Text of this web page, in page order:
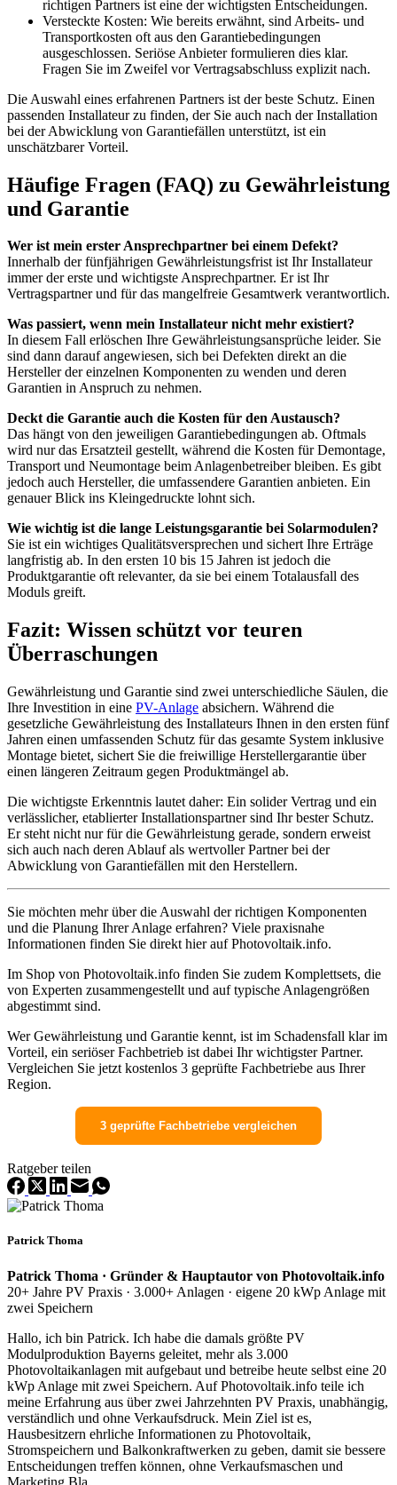
richtigen Partners ist eine der wichtigsten Entscheidungen.
Versteckte Kosten: Wie bereits erwähnt, sind Arbeits- und
Transportkosten oft aus den Garantiebedingungen
ausgeschlossen. Seriöse Anbieter formulieren dies klar.
Fragen Sie im Zweifel vor Vertragsabschluss explizit nach.
Die Auswahl eines erfahrenen Partners ist der beste Schutz. Einen
passenden Installateur zu finden, der Sie auch nach der Installation
bei der Abwicklung von Garantiefällen unterstützt, ist ein
unschätzbarer Vorteil.
Häufige Fragen (FAQ) zu Gewährleistung
und Garantie
Wer ist mein erster Ansprechpartner bei einem Defekt?
Innerhalb der fünfjährigen Gewährleistungsfrist ist Ihr Installateur
immer der erste und wichtigste Ansprechpartner. Er ist Ihr
Vertragspartner und für das mangelfreie Gesamtwerk verantwortlich.
Was passiert, wenn mein Installateur nicht mehr existiert?
In diesem Fall erlöschen Ihre Gewährleistungsansprüche leider. Sie
sind dann darauf angewiesen, sich bei Defekten direkt an die
Hersteller der einzelnen Komponenten zu wenden und deren
Garantien in Anspruch zu nehmen.
Deckt die Garantie auch die Kosten für den Austausch?
Das hängt von den jeweiligen Garantiebedingungen ab. Oftmals
wird nur das Ersatzteil gestellt, während die Kosten für Demontage,
Transport und Neumontage beim Anlagenbetreiber bleiben. Es gibt
jedoch auch Hersteller, die umfassendere Garantien anbieten. Ein
genauer Blick ins Kleingedruckte lohnt sich.
Wie wichtig ist die lange Leistungsgarantie bei Solarmodulen?
Sie ist ein wichtiges Qualitätsversprechen und sichert Ihre Erträge
langfristig ab. In den ersten 10 bis 15 Jahren ist jedoch die
Produktgarantie oft relevanter, da sie bei einem Totalausfall des
Moduls greift.
Fazit: Wissen schützt vor teuren
Überraschungen
Gewährleistung und Garantie sind zwei unterschiedliche Säulen, die
Ihre Investition in eine PV-Anlage absichern. Während die
gesetzliche Gewährleistung des Installateurs Ihnen in den ersten fünf
Jahren einen umfassenden Schutz für das gesamte System inklusive
Montage bietet, sichert Sie die freiwillige Herstellergarantie über
einen längeren Zeitraum gegen Produktmängel ab.
Die wichtigste Erkenntnis lautet daher: Ein solider Vertrag und ein
verlässlicher, etablierter Installationspartner sind Ihr bester Schutz.
Er steht nicht nur für die Gewährleistung gerade, sondern erweist
sich auch nach deren Ablauf als wertvoller Partner bei der
Abwicklung von Garantiefällen mit den Herstellern.
Sie möchten mehr über die Auswahl der richtigen Komponenten
und die Planung Ihrer Anlage erfahren? Viele praxisnahe
Informationen finden Sie direkt hier auf Photovoltaik.info.
Im Shop von Photovoltaik.info finden Sie zudem Komplettsets, die
von Experten zusammengestellt und auf typische Anlagengrößen
abgestimmt sind.
Wer Gewährleistung und Garantie kennt, ist im Schadensfall klar im
Vorteil, ein seriöser Fachbetrieb ist dabei Ihr wichtigster Partner.
Vergleichen Sie jetzt kostenlos 3 geprüfte Fachbetriebe aus Ihrer
Region.
3 geprüfte Fachbetriebe vergleichen
Ratgeber teilen
Patrick Thoma
Patrick Thoma · Gründer & Hauptautor von Photovoltaik.info
20+ Jahre PV Praxis · 3.000+ Anlagen · eigene 20 kWp Anlage mit
zwei Speichern
Hallo, ich bin Patrick. Ich habe die damals größte PV
Modulproduktion Bayerns geleitet, mehr als 3.000
Photovoltaikanlagen mit aufgebaut und betreibe heute selbst eine 20
kWp Anlage mit zwei Speichern. Auf Photovoltaik.info teile ich
meine Erfahrung aus über zwei Jahrzehnten PV Praxis, unabhängig,
verständlich und ohne Verkaufsdruck. Mein Ziel ist es,
Hausbesitzern ehrliche Informationen zu Photovoltaik,
Stromspeichern und Balkonkraftwerken zu geben, damit sie bessere
Entscheidungen treffen können, ohne Verkaufsmaschen und
Marketing Bla.